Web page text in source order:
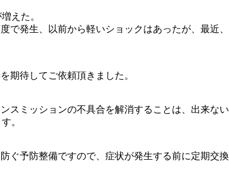
えた。
で発生、以前から軽いショックはあったが、最近、
期待してご依頼頂きました。
スミッションの不具合を解消することは、出来ない
。
ぐ予防整備ですので、症状が発生する前に定期交換